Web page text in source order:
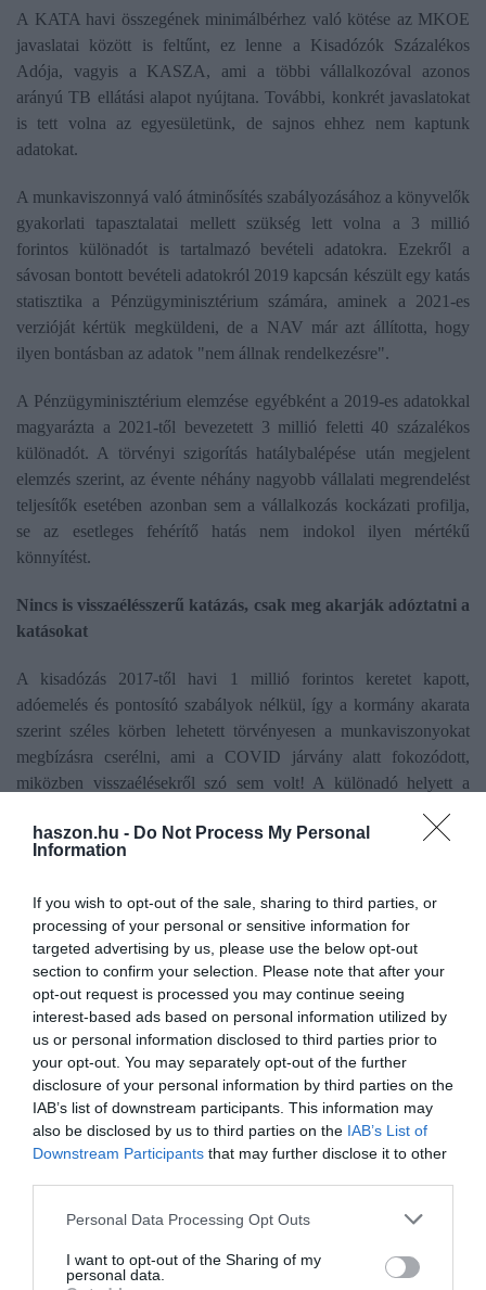
haszon.hu - Do Not Process My Personal
Information
If you wish to opt-out of the sale, sharing to third parties, or
processing of your personal or sensitive information for
targeted advertising by us, please use the below opt-out
section to confirm your selection. Please note that after your
opt-out request is processed you may continue seeing
interest-based ads based on personal information utilized by
us or personal information disclosed to third parties prior to
your opt-out. You may separately opt-out of the further
disclosure of your personal information by third parties on the
IAB’s list of downstream participants. This information may
also be disclosed by us to third parties on the IAB’s List of
Downstream Participants that may further disclose it to other
Please note that this website/app uses one or more Google
not limited to your visit or usage behaviour. You may click to
grant or deny consent to Google and its third-party tags to
Personal Data Processing Opt Outs
I want to opt-out of the Sharing of my
personal data.
A KATA havi összegének minimálbérhez való kötése az MKOE
javaslatai között is feltűnt, ez lenne a Kisadózók Százalékos
Adója, vagyis a KASZA, ami a többi vállalkozóval azonos
arányú TB ellátási alapot nyújtana. További, konkrét javaslatokat
is tett volna az egyesületünk, de sajnos ehhez nem kaptunk
adatokat.
A munkaviszonnyá való átminősítés szabályozásához a könyvelők
gyakorlati tapasztalatai mellett szükség lett volna a 3 millió
forintos különadót is tartalmazó bevételi adatokra. Ezekről a
sávosan bontott bevételi adatokról 2019 kapcsán készült egy katás
statisztika a Pénzügyminisztérium számára, aminek a 2021-es
verzióját kértük megküldeni, de a NAV már azt állította, hogy
ilyen bontásban az adatok "nem állnak rendelkezésre".
A Pénzügyminisztérium elemzése egyébként a 2019-es adatokkal
magyarázta a 2021-től bevezetett 3 millió feletti 40 százalékos
különadót. A törvényi szigorítás hatálybalépése után megjelent
elemzés szerint, az évente néhány nagyobb vállalati megrendelést
teljesítők esetében azonban sem a vállalkozás kockázati profilja,
se az esetleges fehérítő hatás nem indokol ilyen mértékű
könnyítést.
Nincs is visszaélésszerű katázás, csak meg akarják adóztatni a
katásokat
A kisadózás 2017-től havi 1 millió forintos keretet kapott,
adóemelés és pontosító szabályok nélkül, így a kormány akarata
szerint széles körben lehetett törvényesen a munkaviszonyokat
megbízásra cserélni, ami a COVID járvány alatt fokozódott,
miközben visszaélésekről szó sem volt! A különadó helyett a
most megismételjük:
- a szüneteltetés zavaros iparűzési adó szabályait törölni kell
- a jövedelemigazoláson a betéti társaság katás tagjára kell
osztani a bevételt
- a munkaviszonnyá való átminősítéshez 12 szabályra van
szükség
- a 12 szabályból a korábbi 2 helyett 3 teljesítését kell előírni
számla után érdeklődjön.